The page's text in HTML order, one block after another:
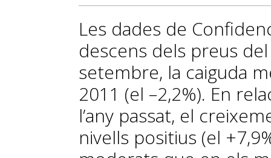
Les dades de
descens dels preus
setembre, la caiguda
2011 (el –2,2%). En
l’any passat, el
nivells positius (el